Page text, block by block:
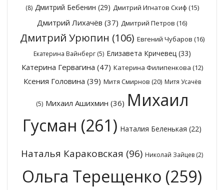
(8) Дмитрий Бебенин (29) Дмитрий Игнатов Скиф (15)
Дмитрий Лихачёв (37) Дмитрий Петров (16)
Дмитрий Урюпин (106) Евгений Чубаров (16)
Екатерина Вайнберг(5) Елизавета Кричевец(33)
Катерина Гервагина (47) Катерина Филипенкова (12)
Ксения Головина (39) Митя Смирнов (20) Митя Усачёв
(5) Михаил Ашихмин (36) Михаил
Гусман (261) Наталия Беленькая (22)
Наталья Караковская (96) Николай Зайцев (2)
Ольга Терещенко (259)